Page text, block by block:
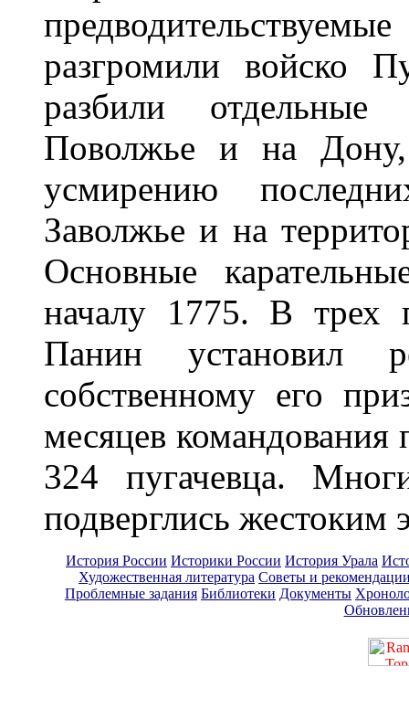
разгромили войско
разбили
Поволжье и на
усмирению
Заволжье и на
Основные
началу 1775. В трех
Панин установил
собственному его
месяцев командования
324 пугачевца.
подверглись жестоким
История России Историки России История Урала
Художественная литература Советы и
Проблемные задания Библиотеки Документы